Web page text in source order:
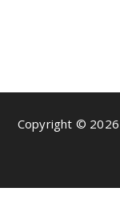
Copyright ©